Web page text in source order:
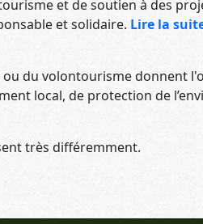
et de soutien à des
et solidaire. Lire la
du volontourisme donnent
local, de protection de
très différemment.